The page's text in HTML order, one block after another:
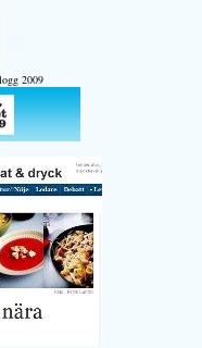
2009